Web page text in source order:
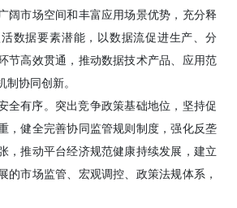
阔市场空间和丰富应用场景优势，充分释
数据要素潜能，以数据流促进生产、分
节高效贯通，推动数据技术产品、应用范
制协同创新。
全有序。突出竞争政策基础地位，坚持促
，健全完善协同监管规则制度，强化反垄
，推动平台经济规范健康持续发展，建立
的市场监管、宏观调控、政策法规体系，